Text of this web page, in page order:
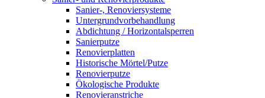
Sanier-, Renoviersysteme
Untergrundvorbehandlung
Abdichtung / Horizontalsperren
Sanierputze
Renovierplatten
Historische Mörtel/Putze
Renovierputze
Ökologische Produkte
Renovieranstriche